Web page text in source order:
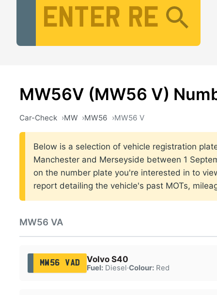
MW56V (MW56 V)
Car-Check MW MW56 MW56 V
Below is a selection of vehicle registration
Manchester and Merseyside between 1
on the number plate you're interested in to
report detailing the vehicle's past MOTs,
MW56 VA
MW56 VAD Volvo S40
Fuel:Diesel·Colour:Red